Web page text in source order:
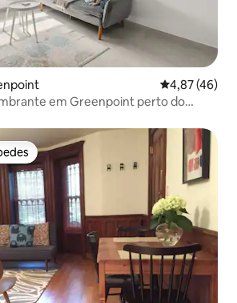
4,87 de uma
4,87 (46)
em Greenpoint perto do